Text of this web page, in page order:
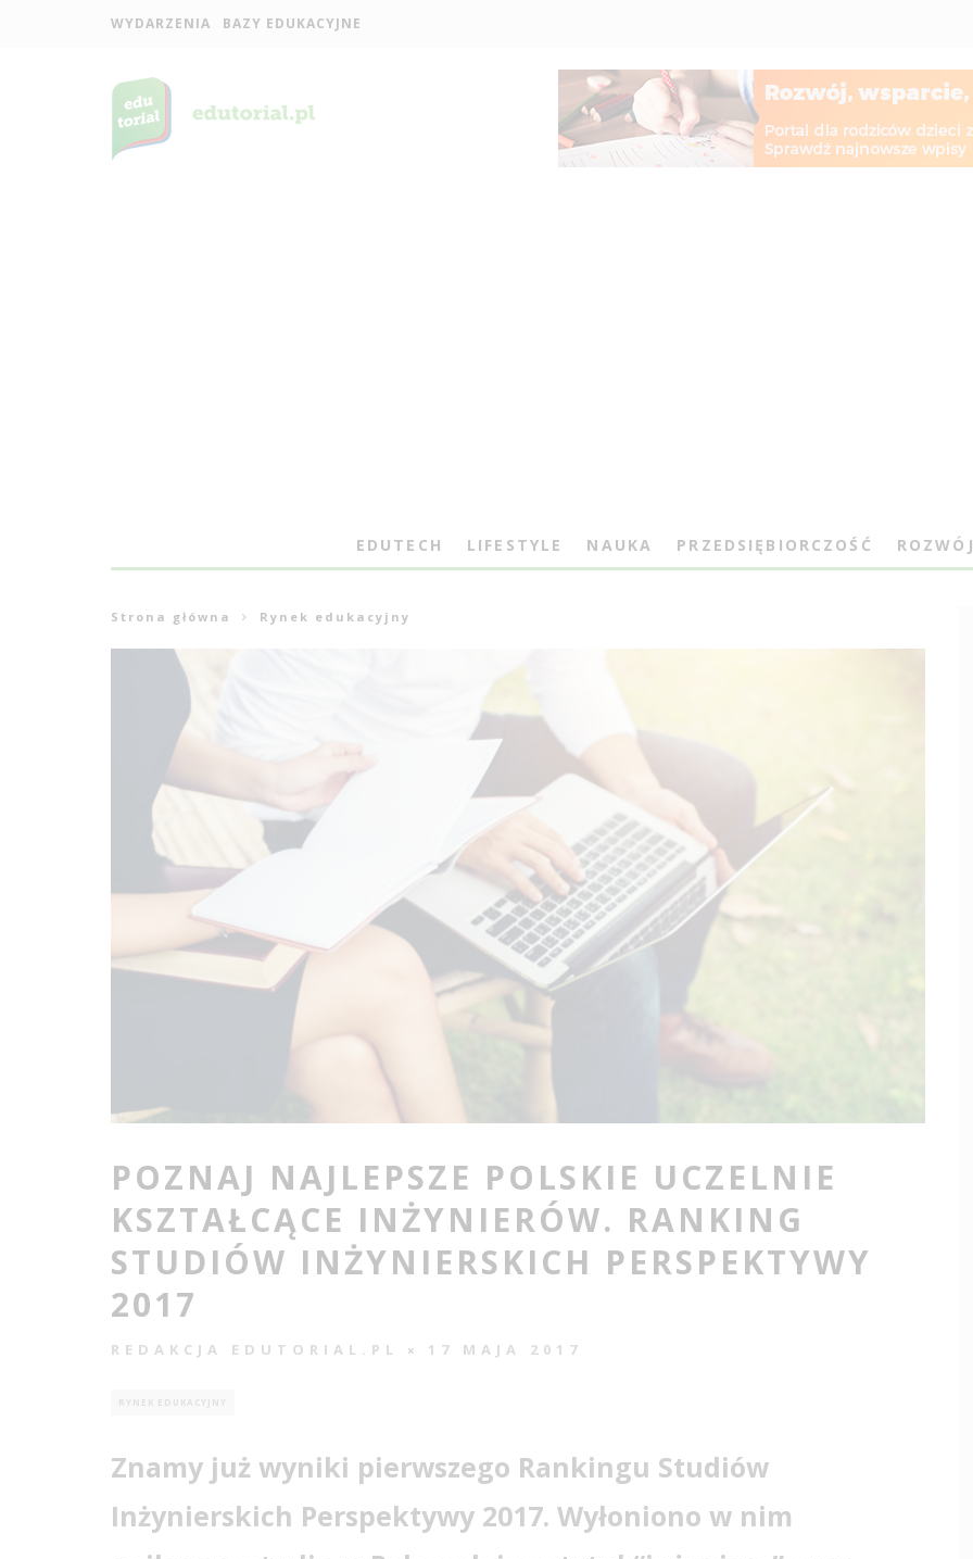
WYDARZENIA BAZY EDUKACYJNE
EDUTECH LIFESTYLE NAUKA PRZEDSIĘBIORCZOŚĆ ROZWÓJ
Strona główna Rynek edukacyjny
POZNAJ NAJLEPSZE POLSKIE UCZELNIE
KSZTAŁCĄCE INŻYNIERÓW. RANKING
STUDIÓW INŻYNIERSKICH PERSPEKTYWY
2017
REDAKCJA EDUTORIAL.PL 17 MAJA 2017
RYNEK EDUKACYJNY
Znamy już wyniki pierwszego Rankingu Studiów
Inżynierskich Perspektywy 2017. Wyłoniono w nim